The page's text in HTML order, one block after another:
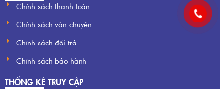
Chính sách thanh toán
Chính sách vận chuyển
Chính sách đổi trả
Chính sách bảo hành
THỐNG KÊ TRUY CẬP